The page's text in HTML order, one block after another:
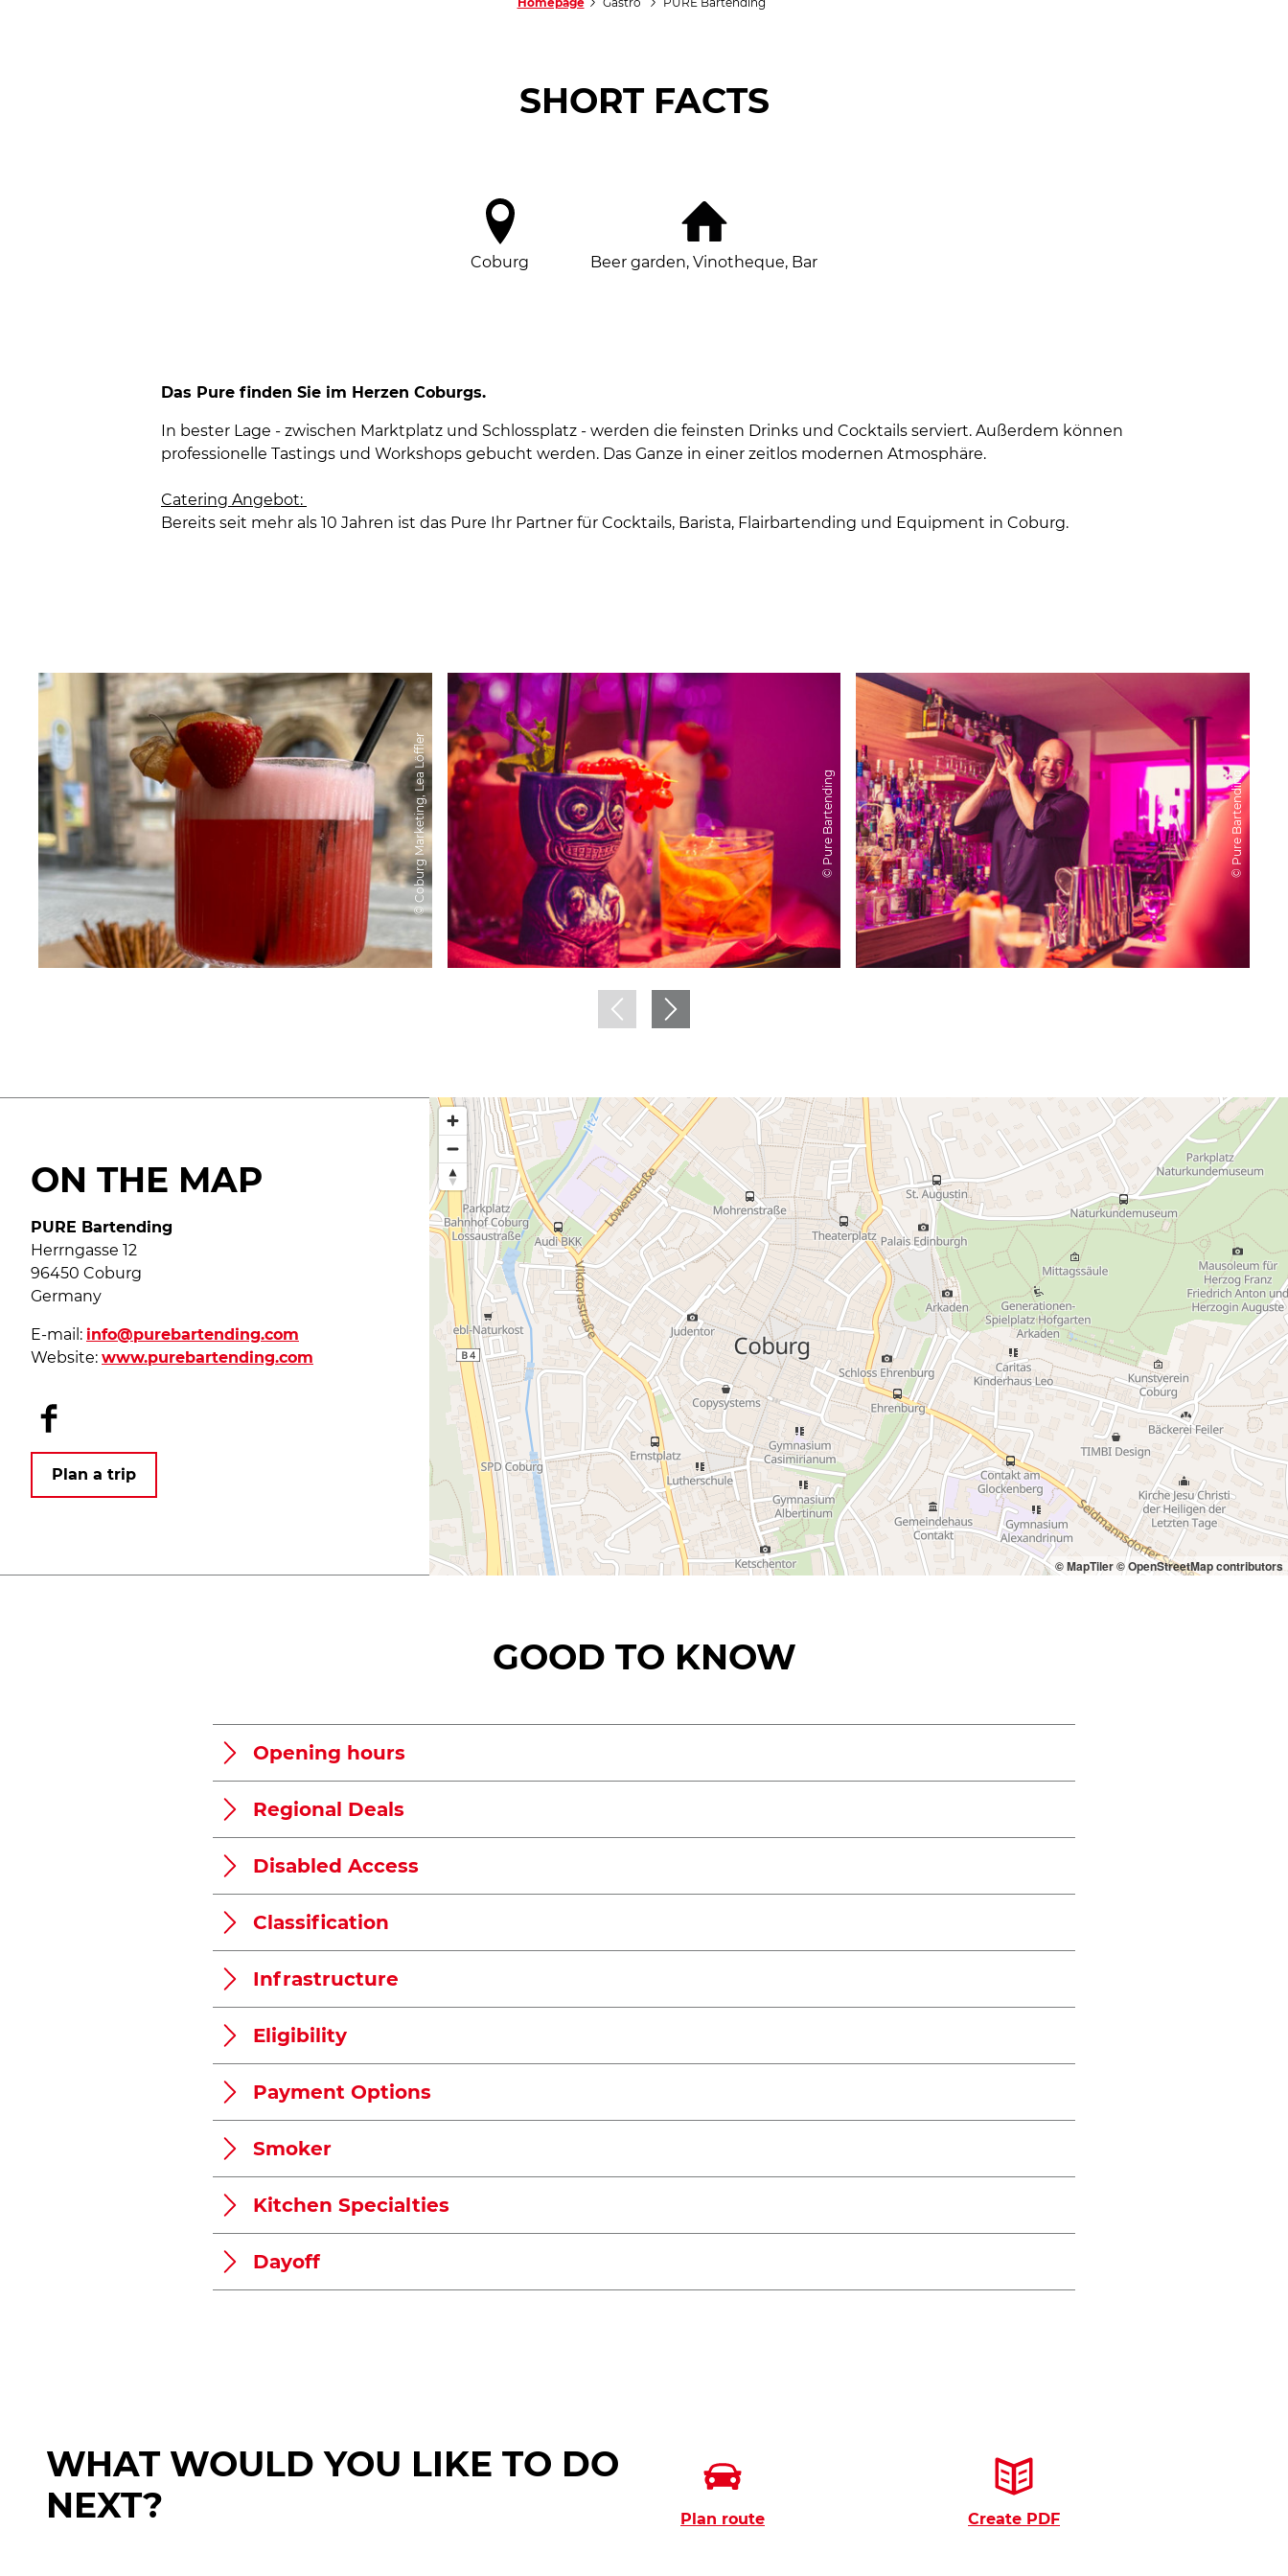
SHORT FACTS
Coburg Beer garden, Vinotheque, Bar
Das Pure finden Sie im Herzen Coburgs.
In bester Lage - zwischen Marktplatz und Schlossplatz - werden die feinsten Drinks und Cocktails serviert. Außerdem können
professionelle Tastings und Workshops gebucht werden. Das Ganze in einer zeitlos modernen Atmosphäre.
Catering Angebot:
Bereits seit mehr als 10 Jahren ist das Pure Ihr Partner für Cocktails, Barista, Flairbartending und Equipment in Coburg.
© Coburg Marketing, Lea Löffler © Pure Bartending © Pure Bartending
ON THE MAP
PURE Bartending
Herrngasse 12
96450 Coburg
Germany
E-mail: info@purebartending.com
Website: www.purebartending.com
F
a
e
Plan a trip
© MapTiler© OpenStreetMap contributors
GOOD TO KNOW
Opening hours
Regional Deals
Disabled Access
Classification
Infrastructure
Eligibility
Payment Options
Smoker
Kitchen Specialties
Dayoff
WHAT WOULD YOU LIKE TO DO
NEXT?
Plan route Create PDF